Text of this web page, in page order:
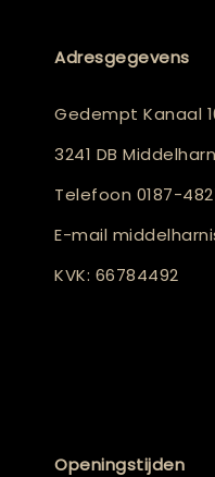
Adresgegevens
Gedempt Kanaal
3241 DB
Telefoon 0187-
E-mail
KVK: 66784492
Openingstijden